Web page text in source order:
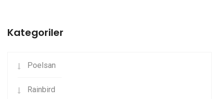
Kategoriler
Poelsan
Rainbird